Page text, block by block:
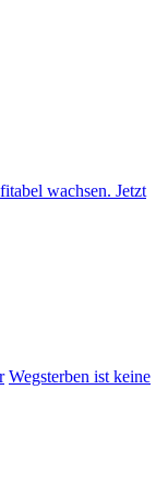
wachsen. Jetzt
Wegsterben ist keine